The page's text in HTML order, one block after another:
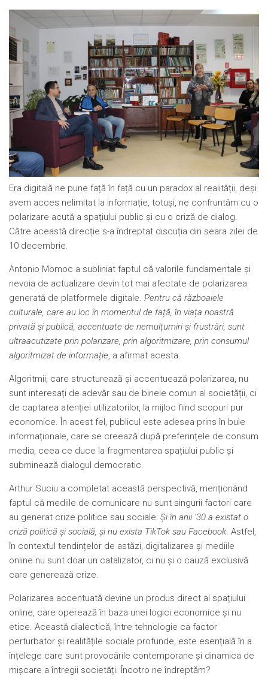
Era digitală ne pune față în față cu un paradox al realității, deși
avem acces nelimitat la informație, totuși, ne confruntăm cu o
polarizare acută a spațiului public și cu o criză de dialog.
Către această direcție s-a îndreptat discuția din seara zilei de
10 decembrie.
Antonio Momoc a subliniat faptul că valorile fundamentale și
nevoia de actualizare devin tot mai afectate de polarizarea
generată de platformele digitale. Pentru că războaiele
culturale, care au loc în momentul de față, în viața noastră
privată și publică, accentuate de nemulțumiri și frustrări, sunt
ultraacutizate prin polarizare, prin algoritmizare, prin consumul
algoritmizat de informație, a afirmat acesta.
Algoritmii, care structurează și accentuează polarizarea, nu
sunt interesați de adevăr sau de binele comun al societății, ci
de captarea atenției utilizatorilor, la mijloc fiind scopuri pur
economice. În acest fel, publicul este adesea prins în bule
informaționale, care se creează după preferințele de consum
media, ceea ce duce la fragmentarea spațiului public și
subminează dialogul democratic.
Arthur Suciu a completat această perspectivă, menționând
faptul că mediile de comunicare nu sunt singurii factori care
au generat crize politice sau sociale: Și în anii ’30 a existat o
criză politică și socială, și nu exista TikTok sau Facebook. Astfel,
în contextul tendințelor de astăzi, digitalizarea și mediile
online nu sunt doar un catalizator, ci nu și o cauză exclusivă
care generează crize.
Polarizarea accentuată devine un produs direct al spațiului
online, care operează în baza unei logici economice și nu
etice. Această dialectică, între tehnologie ca factor
perturbator și realitățile sociale profunde, este esențială în a
înțelege care sunt provocările contemporane și dinamica de
mișcare a întregii societăți. Încotro ne îndreptăm?